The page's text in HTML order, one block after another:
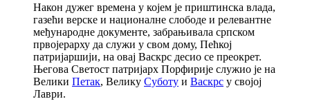
Након дужег времена у којем је приштинска влада,
газећи верске и националне слободе и релевантне
међународне документе, забрањивала српском
првојерарху да служи у свом дому, Пећкој
патријаршији, на овај Васкрс десио се преокрет.
Његова Светост патријарх Порфирије служио је на
Велики Петак, Велику Суботу и Васкрс у својој
Лаври.